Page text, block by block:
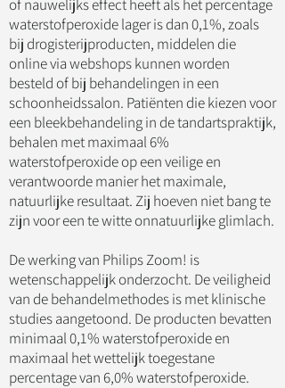
of nauwelijks effect heeft als het percentage
waterstofperoxide lager is dan 0,1%, zoals
bij drogisterijproducten, middelen die
online via webshops kunnen worden
besteld of bij behandelingen in een
schoonheidssalon. Patiënten die kiezen voor
een bleekbehandeling in de tandartspraktijk,
behalen met maximaal 6%
waterstofperoxide op een veilige en
verantwoorde manier het maximale,
natuurlijke resultaat. Zij hoeven niet bang te
zijn voor een te witte onnatuurlijke glimlach.
De werking van Philips Zoom! is
wetenschappelijk onderzocht. De veiligheid
van de behandelmethodes is met klinische
studies aangetoond. De producten bevatten
minimaal 0,1% waterstofperoxide en
maximaal het wettelijk toegestane
percentage van 6,0% waterstofperoxide.